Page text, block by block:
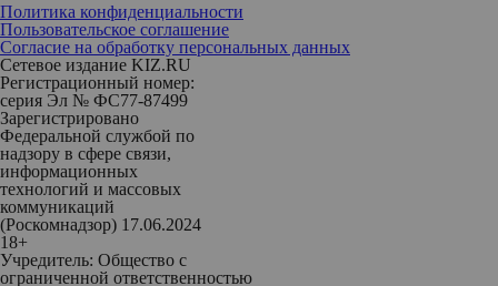
Политика конфиденциальности
Пользовательское соглашение
Согласие на обработку персональных данных
Сетевое издание KIZ.RU
Регистрационный номер:
серия Эл № ФС77-87499
Зарегистрировано
Федеральной службой по
надзору в сфере связи,
информационных
технологий и массовых
коммуникаций
(Роскомнадзор) 17.06.2024
18+
Учредитель: Общество с
ограниченной ответственностью